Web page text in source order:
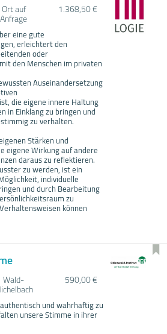
Ort auf
Anfrage
1.368,50 €
eine gute
erleichtert den
oder
den Menschen im privaten
Auseinandersetzung
die eigene innere Haltung
in Einklang zu bringen und
zu verhalten.
Stärken und
eigene Wirkung auf andere
daraus zu reflektieren.
zu werden, ist ein
individuelle
und durch Bearbeitung
zu
können
Wald- 590,00 €
und wahrhaftig zu
unsere Stimme in ihrer